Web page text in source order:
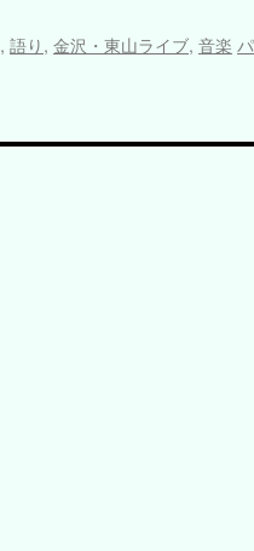
, 語り, 金沢・東山ライブ, 音楽